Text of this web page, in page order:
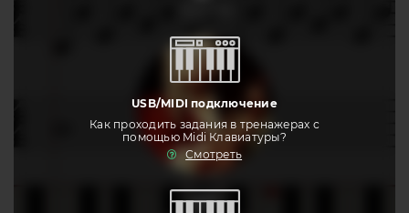
USB/MIDI подключение
Как проходить задания в тренажерах с
помощью Midi Клавиатуры?
Смотреть